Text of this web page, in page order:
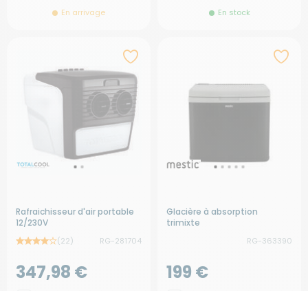
En arrivage En stock
Rafraichisseur d'air portable
12/230V
(22) RG-281704
347,98 €
Glacière à absorption
trimixte
RG-363390
199 €